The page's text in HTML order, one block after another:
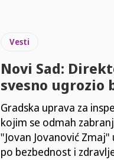
Vesti
Novi Sad:
svesno ugrozio
Gradska uprava za
kojim se odmah
"Jovan Jovanović
po bezbednost i